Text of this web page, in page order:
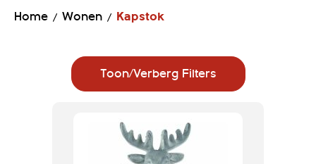
Home Wonen Kapstok
Toon/Verberg Filters